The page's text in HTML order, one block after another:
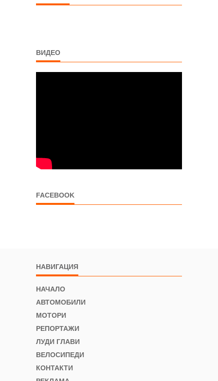
ВИДЕО
FACEBOOK
НАВИГАЦИЯ
НАЧАЛО
АВТОМОБИЛИ
МОТОРИ
РЕПОРТАЖИ
ЛУДИ ГЛАВИ
ВЕЛОСИПЕДИ
КОНТАКТИ